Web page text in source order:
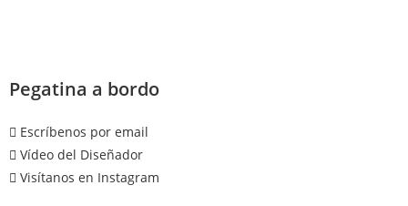
Pegatina a bordo
Escríbenos por email
Vídeo del Diseñador
Visítanos en Instagram